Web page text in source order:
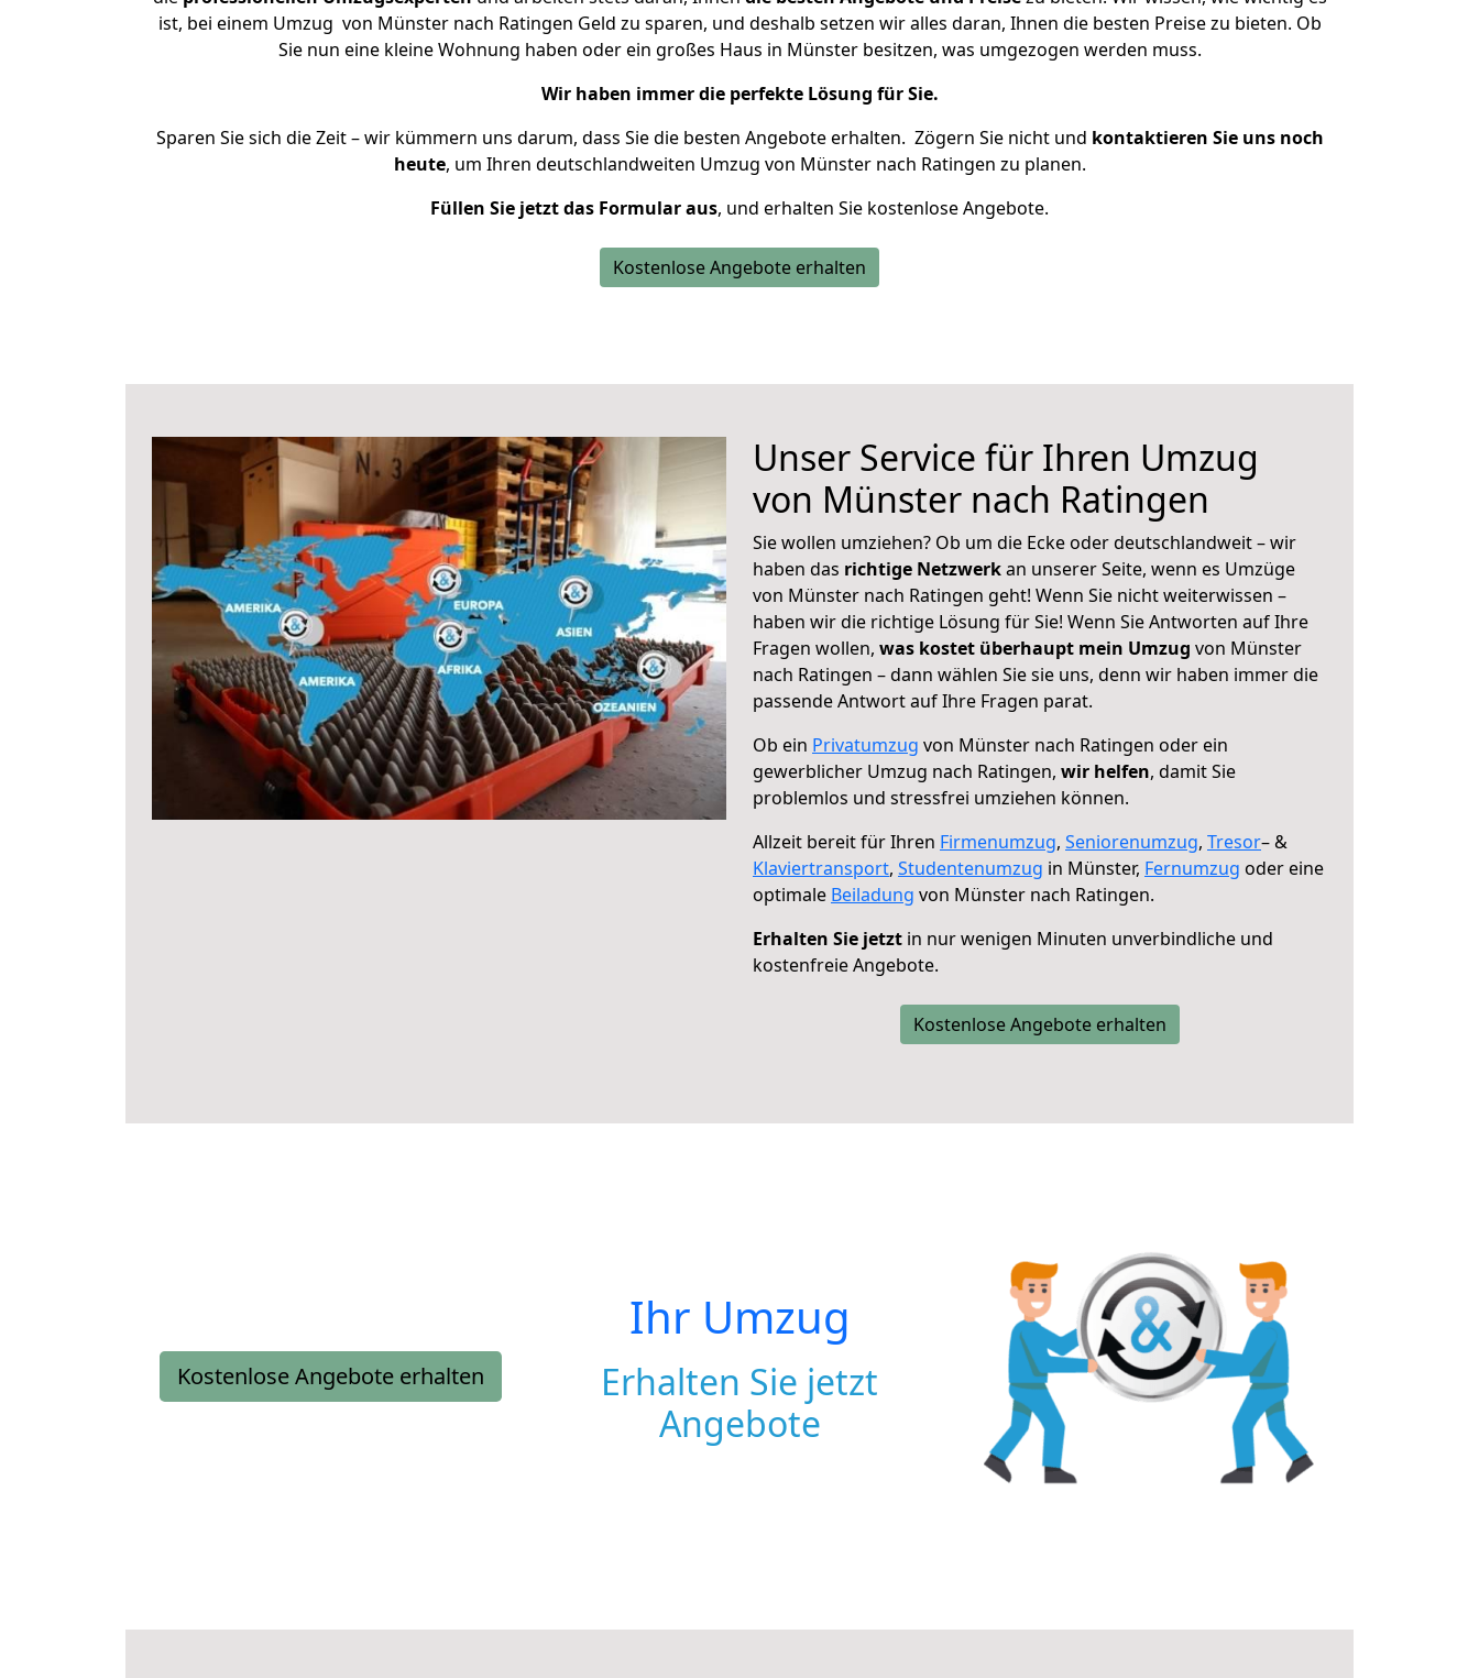
ist, bei einem Umzug von Münster nach Ratingen Geld zu sparen, und deshalb setzen wir alles daran, Ihnen die besten Preise zu bieten. Ob
Sie nun eine kleine Wohnung haben oder ein großes Haus in Münster besitzen, was umgezogen werden muss.
Wir haben immer die perfekte Lösung für Sie.
Sparen Sie sich die Zeit – wir kümmern uns darum, dass Sie die besten Angebote erhalten. Zögern Sie nicht und kontaktieren Sie uns noch
heute, um Ihren deutschlandweiten Umzug von Münster nach Ratingen zu planen.
Füllen Sie jetzt das Formular aus, und erhalten Sie kostenlose Angebote.
Kostenlose Angebote erhalten
Unser Service für Ihren Umzug
von Münster nach Ratingen
Sie wollen umziehen? Ob um die Ecke oder deutschlandweit – wir
haben das richtige Netzwerkan unserer Seite, wenn es Umzüge
von Münster nach Ratingen geht! Wenn Sie nicht weiterwissen –
haben wir die richtige Lösung für Sie! Wenn Sie Antworten auf Ihre
Fragen wollen, was kostet überhaupt mein Umzug von Münster
nach Ratingen – dann wählen Sie sie uns, denn wir haben immer die
passende Antwort auf Ihre Fragen parat.
Ob ein Privatumzug von Münster nach Ratingen oder ein
gewerblicher Umzug nach Ratingen, wir helfen, damit Sie
problemlos und stressfrei umziehen können.
Allzeit bereit für Ihren Firmenumzug, Seniorenumzug, Tresor– &
Klaviertransport, Studentenumzug in Münster, Fernumzug oder eine
optimale Beiladung von Münster nach Ratingen.
Erhalten Sie jetzt in nur wenigen Minuten unverbindliche und
kostenfreie Angebote.
Kostenlose Angebote erhalten
Kostenlose Angebote erhalten
Ihr Umzug
Erhalten Sie jetzt
Angebote